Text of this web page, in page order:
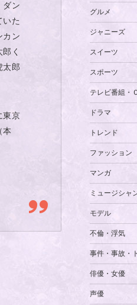
ダン
いた
カン
く
太郎
東京
本
グルメ
ジャニーズ
スイーツ
スポーツ
テレビ番組・
ドラマ
トレンド
ファッション
マンガ
ミュージシャ
モデル
不倫・浮気
事件・事故・
俳優・女優
声優